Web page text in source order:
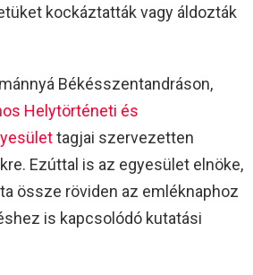
kockáztatták vagy áldozták
Békésszentandráson,
Helytörténeti és
tagjai szervezetten
Ezúttal is az egyesület elnöke,
össze röviden az emléknaphoz
is kapcsolódó kutatási